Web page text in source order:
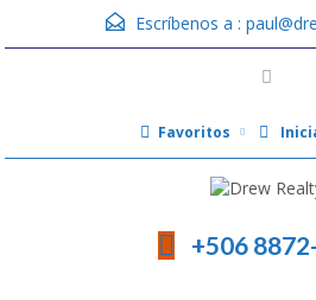
Escríbenos a :
Favoritos
+506